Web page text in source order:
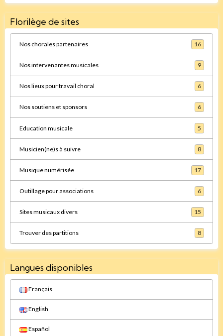
Florilège de sites
Nos chorales partenaires 16
Nos intervenantes musicales 9
Nos lieux pour travail choral 6
Nos soutiens et sponsors 6
Education musicale 5
Musicien(ne)s à suivre 8
Musique numérisée 17
Outillage pour associations 6
Sites musicaux divers 15
Trouver des partitions 8
Langues disponibles
Français
English
Español